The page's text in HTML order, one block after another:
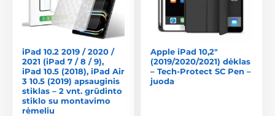
iPad 10.2 2019 / 2020 /
2021 (iPad 7 / 8 / 9),
iPad 10.5 (2018), iPad Air
3 10.5 (2019) apsauginis
stiklas – 2 vnt. grūdinto
stiklo su montavimo
rėmeliu
Apple iPad 10,2"
(2019/2020/2021) dėklas
– Tech-Protect SC Pen –
juoda